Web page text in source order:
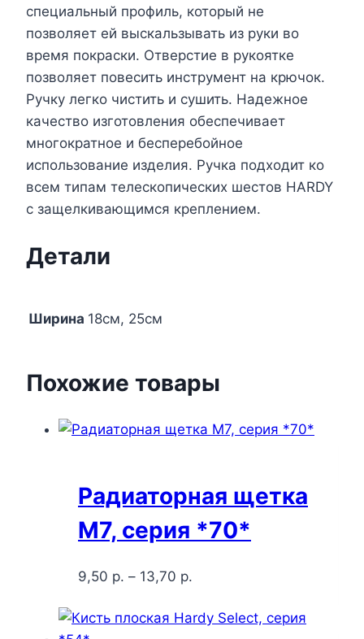
специальный профиль, который не
позволяет ей выскальзывать из руки во
время покраски. Отверстие в рукоятке
позволяет повесить инструмент на крючок.
Ручку легко чистить и сушить. Надежное
качество изготовления обеспечивает
многократное и бесперебойное
использование изделия. Ручка подходит ко
всем типам телескопических шестов HARDY
с защелкивающимся креплением.
Детали
Ширина 18см, 25см
Похожие товары
Радиаторная щетка
М7, серия *70*
9,50 р. – 13,70 р.